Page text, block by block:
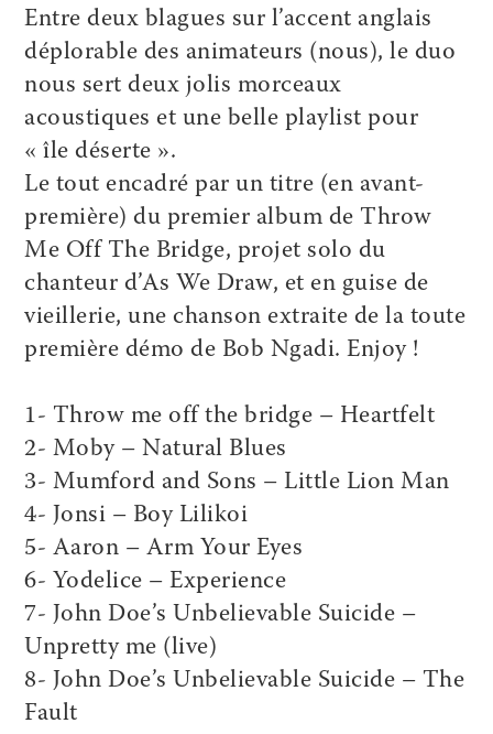
Entre deux blagues sur l’accent anglais
déplorable des animateurs (nous), le duo
nous sert deux jolis morceaux
acoustiques et une belle playlist pour
« île déserte ».
Le tout encadré par un titre (en avant-
première) du premier album de Throw
Me Off The Bridge, projet solo du
chanteur d’As We Draw, et en guise de
vieillerie, une chanson extraite de la toute
première démo de Bob Ngadi. Enjoy !
1- Throw me off the bridge – Heartfelt
2- Moby – Natural Blues
3- Mumford and Sons – Little Lion Man
4- Jonsi – Boy Lilikoi
5- Aaron – Arm Your Eyes
6- Yodelice – Experience
7- John Doe’s Unbelievable Suicide –
Unpretty me (live)
8- John Doe’s Unbelievable Suicide – The
Fault